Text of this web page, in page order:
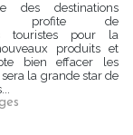
des destinations
profite de
touristes pour la
produits et
bien effacer les
la grande star de